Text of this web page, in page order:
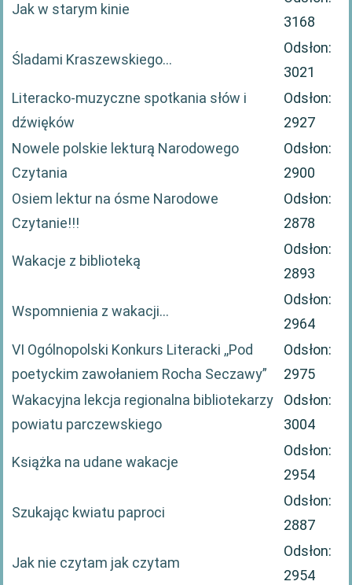
Jak w starym kinie
3168
Śladami Kraszewskiego…
Odsłon:
3021
Literacko-muzyczne spotkania słów i
dźwięków
Odsłon:
2927
Nowele polskie lekturą Narodowego
Czytania
Odsłon:
2900
Osiem lektur na ósme Narodowe
Czytanie!!!
Odsłon:
2878
Wakacje z biblioteką
Odsłon:
2893
Wspomnienia z wakacji…
Odsłon:
2964
VI Ogólnopolski Konkurs Literacki ,,Pod
poetyckim zawołaniem Rocha Seczawy”
Odsłon:
2975
Wakacyjna lekcja regionalna bibliotekarzy
powiatu parczewskiego
Odsłon:
3004
Książka na udane wakacje
Odsłon:
2954
Szukając kwiatu paproci
Odsłon:
2887
Jak nie czytam jak czytam
Odsłon:
2954